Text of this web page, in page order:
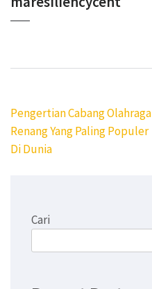
Navigasi
pos
Pengertian Cabang Olahraga
Renang Yang Paling Populer
Di Dunia
Cari